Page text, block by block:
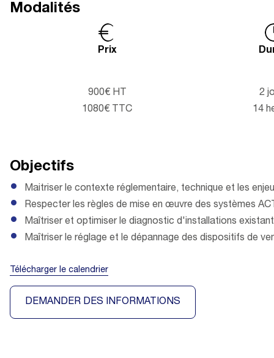
Modalités
Prix
900€ HT
1080€ TTC
2
14
Objectifs
Maitriser le contexte réglementaire, technique et les
Respecter les règles de mise en œuvre des systèmes
Maîtriser et optimiser le diagnostic d'installations
Maîtriser le réglage et le dépannage des dispositifs de
Télécharger le calendrier
DEMANDER DES INFORMATIONS